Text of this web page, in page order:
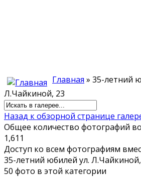
Главная » 35-летний
Л.Чайкиной, 23
Назад к обзорной странице
Общее количество фотографий во
1,611
Доступ ко всем фотографиям
35-летний юбилей ул.
50 фото в этой категории